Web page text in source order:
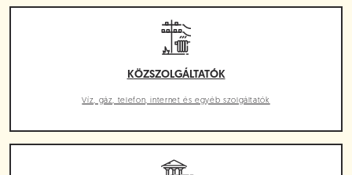
KÖZSZOLGÁLTATÓK
Víz, gáz, telefon, internet és egyéb szolgáltatók